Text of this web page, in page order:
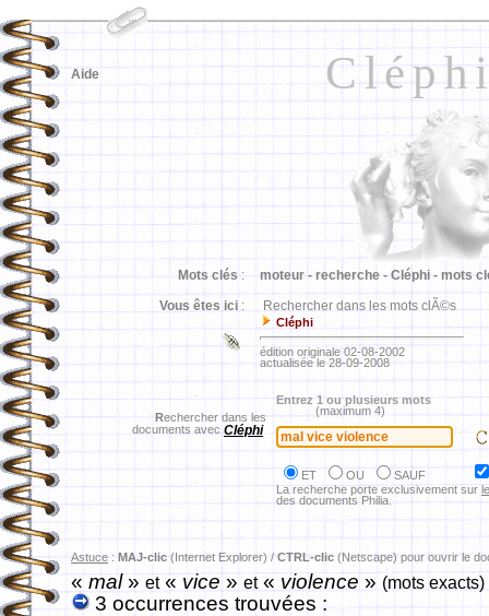
Aide
Mots clés : moteur - recherche - Cléphi - mots
Vous êtes ici : Rechercher dans les mots clÃ©s
Cléphi
édition originale 02-08-2002
actualisée le 28-09-2008
Rechercher dans les
documents avec Cléphi
Entrez 1 ou plusieurs mots
(maximum 4)
ET OU
SAUF
La recherche porte exclusivement sur
des documents Philia.
Astuce : MAJ-clic (Internet Explorer) / CTRL-clic (Netscape) pour ouvrir le
«mal» et«vice » et« violence » (mots exacts)
3 occurrences trouvées :